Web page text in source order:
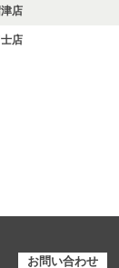
店
店
お問い合わせ